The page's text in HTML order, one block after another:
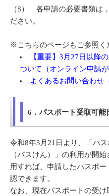
（8） 各申請の必要書類は
ださい。
※こちらのページもご参照く
【重要】3月27日以降
ついて（オンライン申請
よくあるお問い合わせ
6．パスポート受取可能
令和8年3月21日より、「パ
（パスけん）」の利用が開始
用すれば、申請したパスポ
認できます。
​なお、 現在パスポートの受